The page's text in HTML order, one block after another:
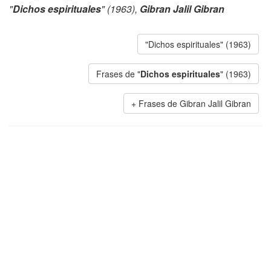
"Dichos espirituales" (1963), Gibran Jalil Gibran
"Dichos espirituales" (1963)
Frases de "Dichos espirituales" (1963)
Frases de Gibran Jalil Gibran